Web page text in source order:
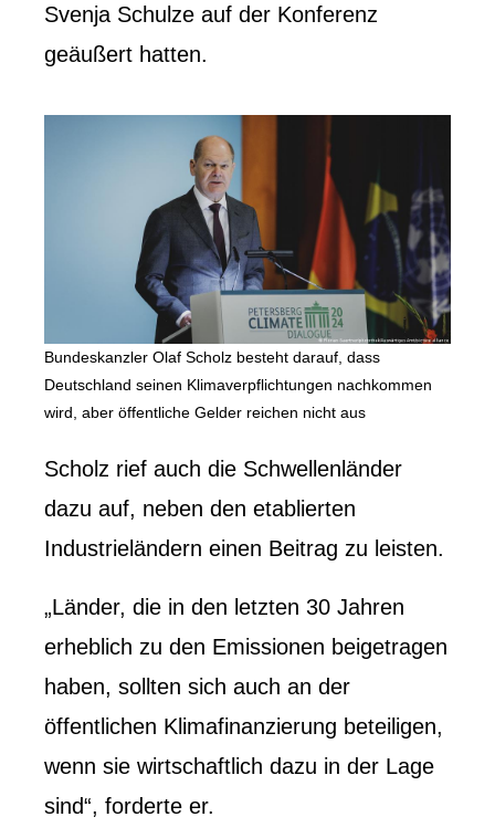
Svenja Schulze auf der Konferenz
geäußert hatten.
Bundeskanzler Olaf Scholz besteht darauf, dass
Deutschland seinen Klimaverpflichtungen nachkommen
wird, aber öffentliche Gelder reichen nicht aus
Scholz rief auch die Schwellenländer
dazu auf, neben den etablierten
Industrieländern einen Beitrag zu leisten.
„Länder, die in den letzten 30 Jahren
erheblich zu den Emissionen beigetragen
haben, sollten sich auch an der
öffentlichen Klimafinanzierung beteiligen,
wenn sie wirtschaftlich dazu in der Lage
sind“, forderte er.